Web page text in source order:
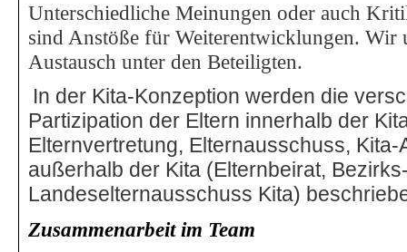
Unterschiedliche Meinungen oder auch
sind Anstöße für Weiterentwicklungen. Wir
Austausch unter den Beteiligten.
In der Kita-Konzeption werden die
Partizipation der Eltern innerhalb der
Elternvertretung, Elternausschuss,
außerhalb der Kita (Elternbeirat,
Landeselternausschuss Kita)
Zusammenarbeit im Team